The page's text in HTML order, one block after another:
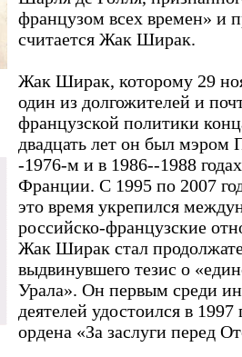
французом всех времен» и
считается Жак Ширак.
Жак Ширак, которому 29
один из долгожителей и
французской политики
двадцать лет он был
-1976-м и в 1986--1988
Франции. С 1995 по 2007
это время укрепился
российско-французские
Жак Ширак стал
выдвинувшего тезис о
Урала». Он первым среди
деятелей удостоился в
ордена «За заслуги перед